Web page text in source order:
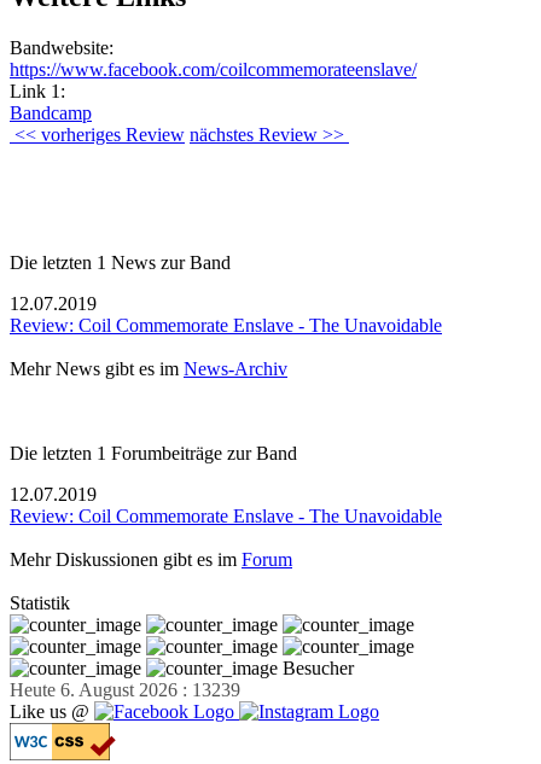
Bandwebsite:
https://www.facebook.com/coilcommemorateenslave/
Link 1:
Bandcamp
<< vorheriges Review nächstes Review >>
Die letzten 1 News zur Band
12.07.2019
Review: Coil Commemorate Enslave - The Unavoidable
Mehr News gibt es im News-Archiv
Die letzten 1 Forumbeiträge zur Band
12.07.2019
Review: Coil Commemorate Enslave - The Unavoidable
Mehr Diskussionen gibt es im Forum
Statistik
Besucher
Heute 6. August 2026 : 13239
Like us @